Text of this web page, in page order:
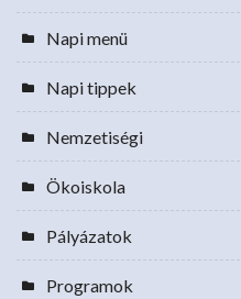
Napi menü
Napi tippek
Nemzetiségi
Ökoiskola
Pályázatok
Programok